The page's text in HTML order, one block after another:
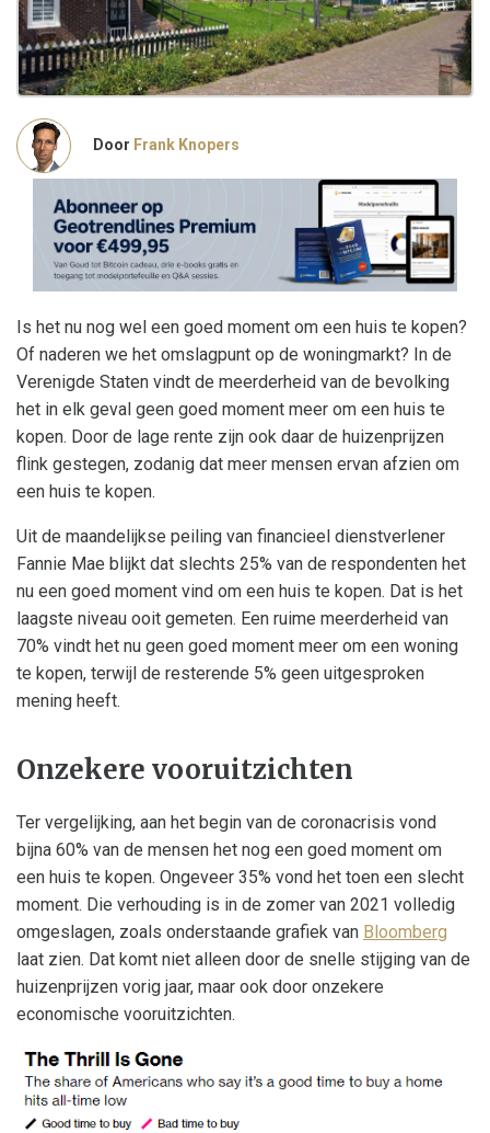
Door Frank Knopers
Is het nu nog wel een goed moment om een huis te kopen?
Of naderen we het omslagpunt op de woningmarkt? In de
Verenigde Staten vindt de meerderheid van de bevolking
het in elk geval geen goed moment meer om een huis te
kopen. Door de lage rente zijn ook daar de huizenprijzen
flink gestegen, zodanig dat meer mensen ervan afzien om
een huis te kopen.
Uit de maandelijkse peiling van financieel dienstverlener
Fannie Mae blijkt dat slechts 25% van de respondenten het
nu een goed moment vind om een huis te kopen. Dat is het
laagste niveau ooit gemeten. Een ruime meerderheid van
70% vindt het nu geen goed moment meer om een woning
te kopen, terwijl de resterende 5% geen uitgesproken
mening heeft.
Onzekere vooruitzichten
Ter vergelijking, aan het begin van de coronacrisis vond
bijna 60% van de mensen het nog een goed moment om
een huis te kopen. Ongeveer 35% vond het toen een slecht
moment. Die verhouding is in de zomer van 2021 volledig
omgeslagen, zoals onderstaande grafiek van Bloomberg
laat zien. Dat komt niet alleen door de snelle stijging van de
huizenprijzen vorig jaar, maar ook door onzekere
economische vooruitzichten.